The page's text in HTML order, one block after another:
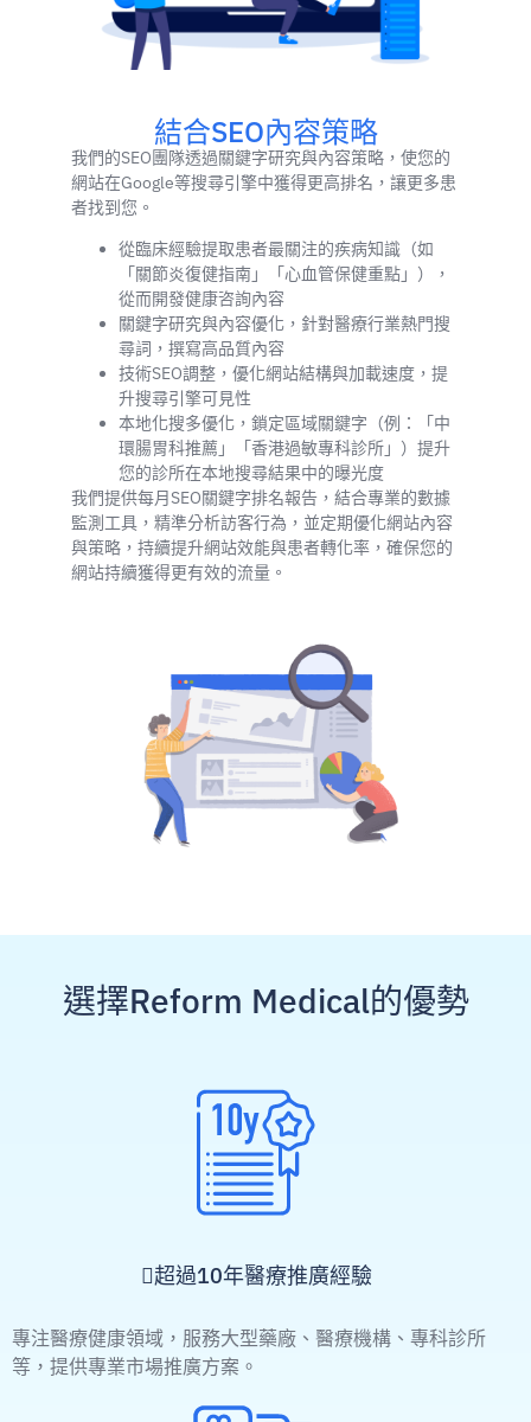
結合SEO內容策略
我們的SEO團隊透過關鍵字研究與內容策略，使您的
網站在Google等搜尋引擎中獲得更高排名，讓更多患
者找到您。
從臨床經驗提取患者最關注的疾病知識（如
「關節炎復健指南」「心血管保健重點」），
從而開發健康咨詢內容
關鍵字研究與內容優化，針對醫療行業熱門搜
尋詞，撰寫高品質內容
技術SEO調整，優化網站結構與加載速度，提
升搜尋引擎可見性
本地化搜多優化，鎖定區域關鍵字（例：「中
環腸胃科推薦」「香港過敏專科診所」）提升
您的診所在本地搜尋結果中的曝光度
我們提供每月SEO關鍵字排名報告，結合專業的數據
監測工具，精準分析訪客行為，並定期優化網站內容
與策略，持續提升網站效能與患者轉化率，確保您的
網站持續獲得更有效的流量。
選擇Reform Medical的優勢
超過10年醫療推廣經驗
專注醫療健康領域，服務大型藥廠、醫療機構、專科診所
等，提供專業市場推廣方案。